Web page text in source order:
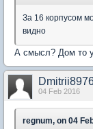
За 16 корпусом
видно
А смысл? Дом то
04 Feb 2016
regnum, on 04